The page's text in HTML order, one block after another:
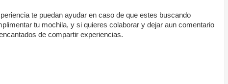
te puedan ayudar en caso de que estes buscando
tu mochila, y si quieres colaborar y dejar aun comentario
de compartir experiencias.